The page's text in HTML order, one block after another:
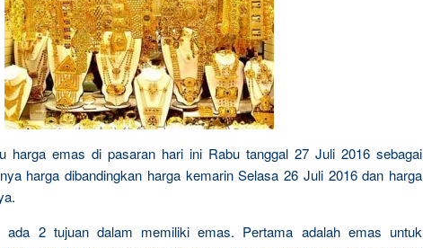
harga emas di pasaran hari ini Rabu tanggal 27 Juli 2016 sebagai
harga dibandingkan harga kemarin Selasa 26 Juli 2016 dan harga
ada 2 tujuan dalam memiliki emas. Pertama adalah emas untuk